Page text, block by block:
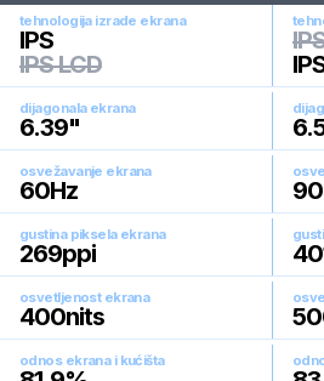
tehnologija izrade ekrana
IPS
IPS LCD
dijagonala ekrana
6.39"
osvežavanje ekrana
60Hz 90
gustina piksela ekrana
269ppi
osvetljenost ekrana
400nits
odnos ekrana i kućišta